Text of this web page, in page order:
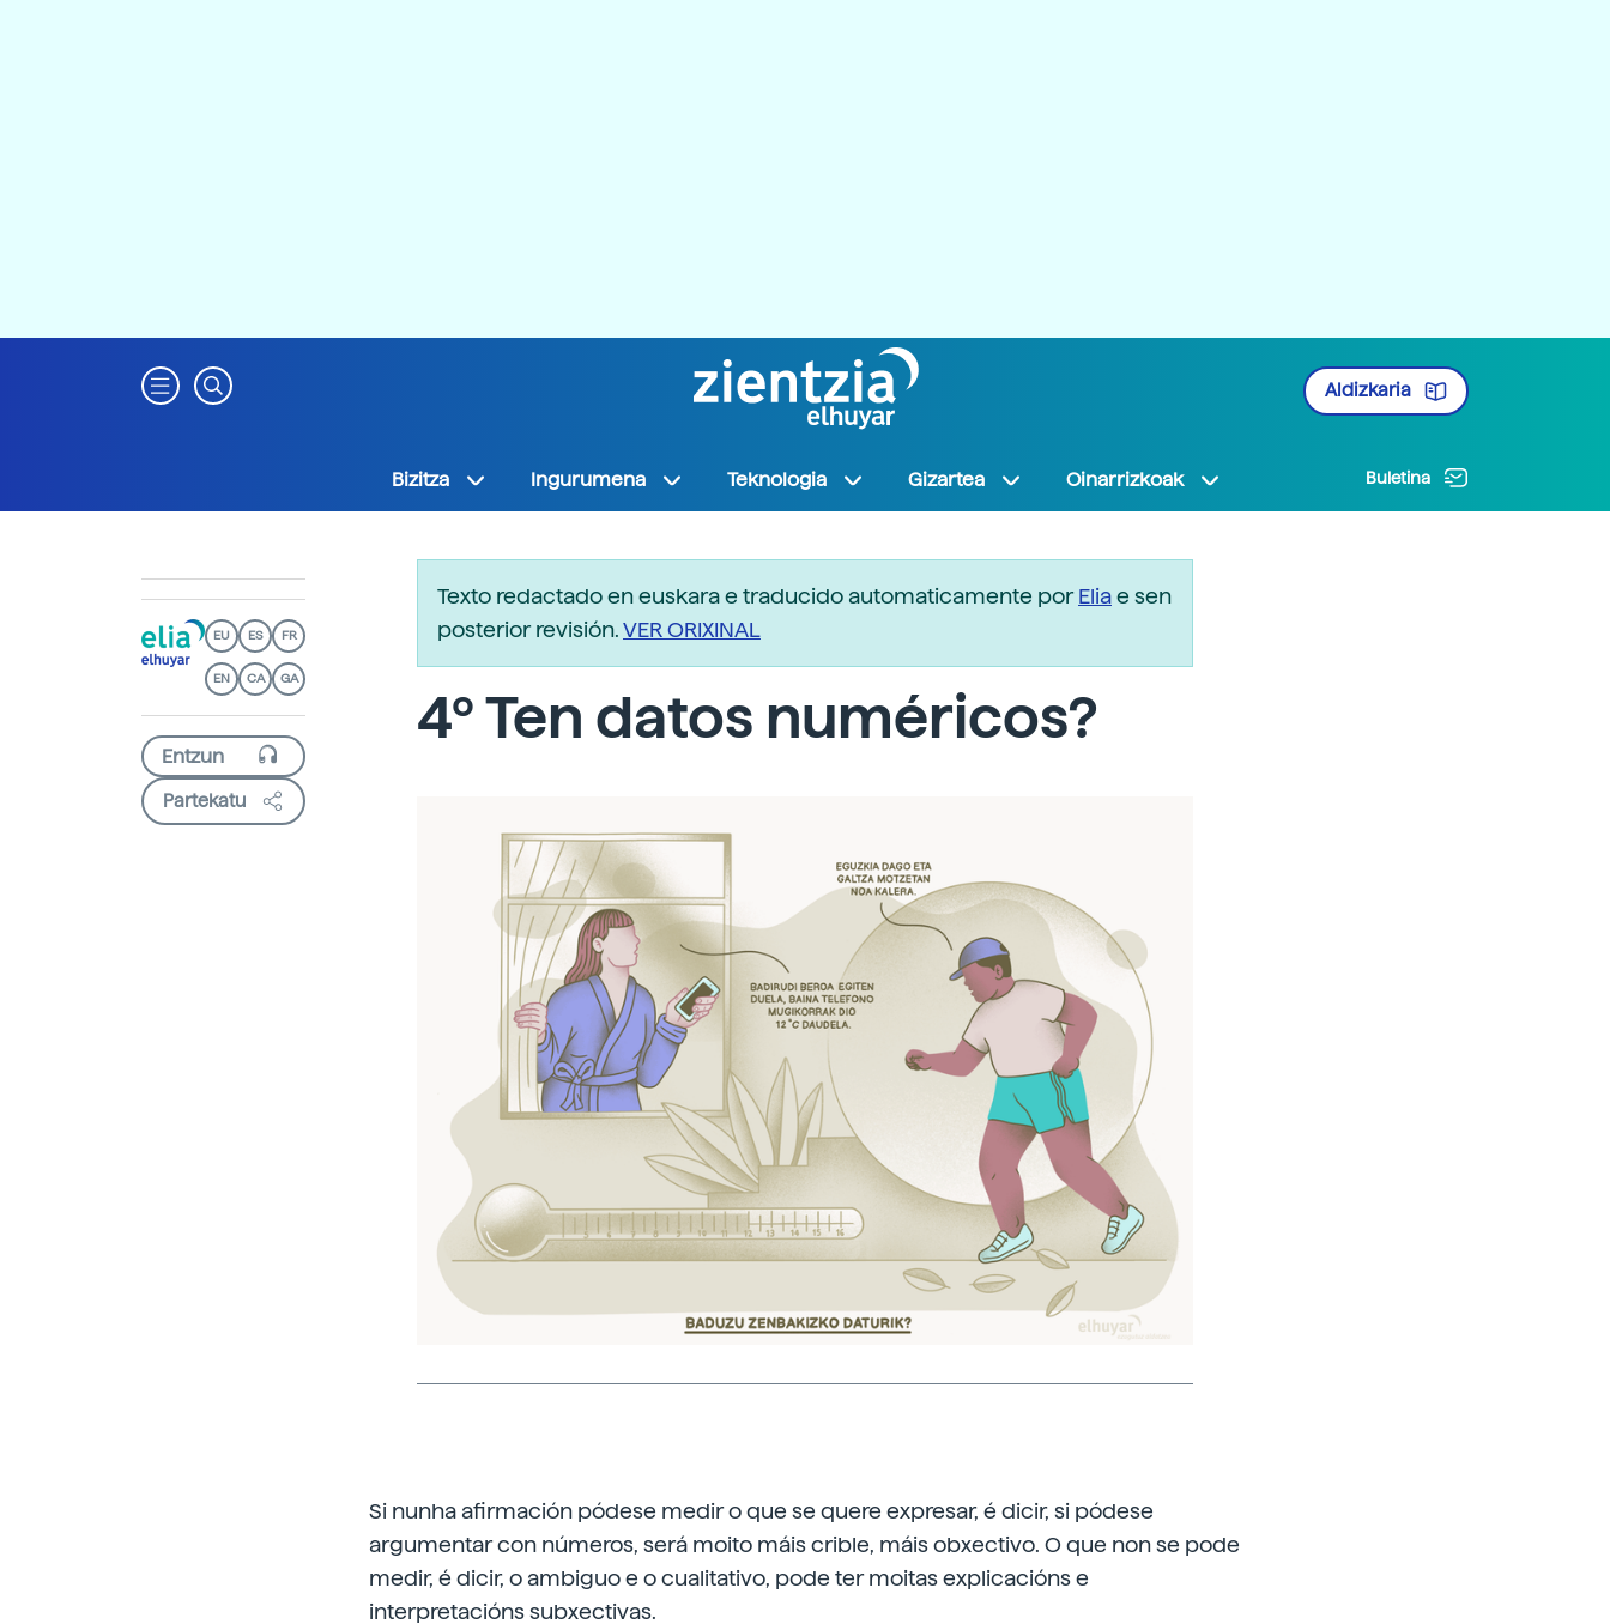
Aldizkaria
Bizitza Ingurumena Teknologia Gizartea Oinarrizkoak Buletina
EU ES FR
EN CA GA
Partekatu
Texto redactado en euskara e traducido automaticamente porEliae sen
posterior revisión.VER ORIXINAL
4º Ten datos numéricos?
Si nunha afirmación pódese medir o que se quere expresar, é dicir, si pódese
argumentar con números, será moito máis crible, máis obxectivo. O que non se pode
medir, é dicir, o ambiguo e o cualitativo, pode ter moitas explicacións e
interpretacións subxectivas.